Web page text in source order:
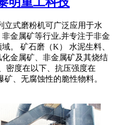
立式磨粉机可广泛应用于水
金属矿等行业,并专注于非金
。 矿石磨（K） 水泥生料、
金属矿、非金属矿及其烧结
密度在以下、抗压强度在
矿、无腐蚀性的脆性物料。